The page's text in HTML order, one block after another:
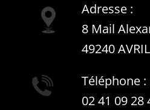
Adresse :
8 Mail
49240
Téléphone :
02 41 09 28